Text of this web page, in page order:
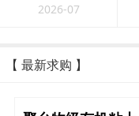
2026-07
【 最新求购 】